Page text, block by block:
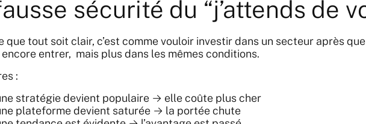
sécurité du “j’attends de
que tout soit clair, c’est comme vouloir investir dans un secteur après
entrer, mais plus dans les mêmes conditions.
:
stratégie devient populaire → elle coûte plus cher
plateforme devient saturée → la portée chute